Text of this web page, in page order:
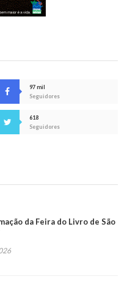
97 mil
Seguidores
618
Seguidores
da Feira do Livro de São